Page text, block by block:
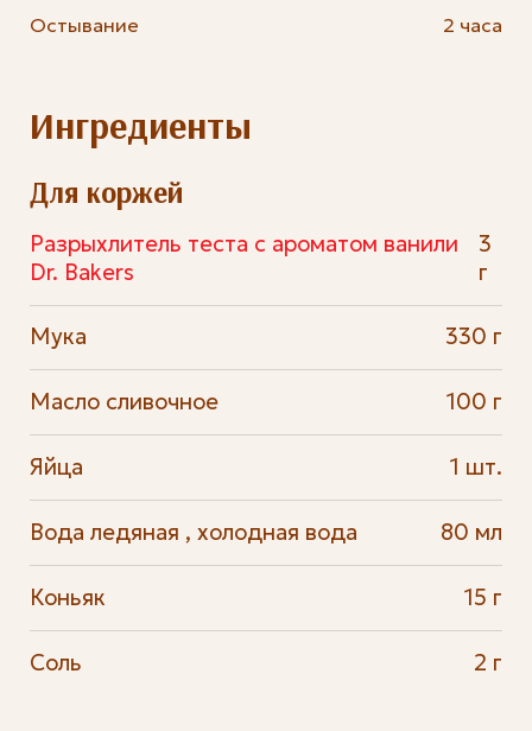
Остывание
2 часа
Ингредиенты
Для коржей
Разрыхлитель теста с ароматом ванили
Dr. Bakers
3
г
Мука 330 г
Масло сливочное 100 г
Яйца 1 шт.
Вода ледяная , холодная вода 80 мл
Коньяк 15 г
Соль 2 г